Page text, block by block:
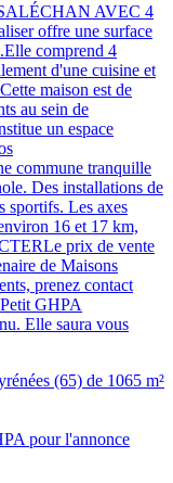
AVEC 4
offre une surface
comprend 4
d'une cuisine et
maison est de
au sein de
un espace
commune tranquille
Des installations de
sportifs. Les axes
16 et 17 km,
prix de vente
de Maisons
prenez contact
GHPA
Elle saura vous